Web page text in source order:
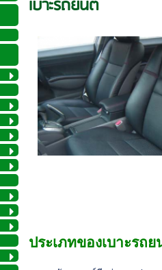
เบาะรถยนต์
ประเภทของเบาะรถย